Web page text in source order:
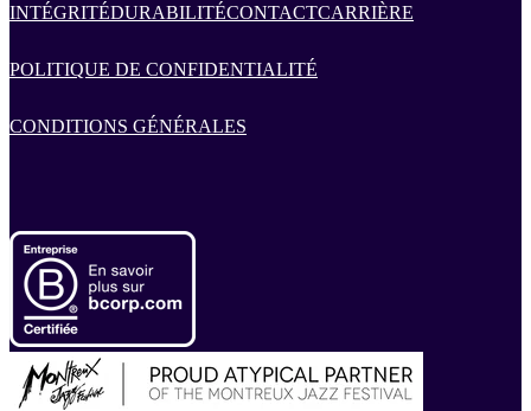
INTÉGRITÉDURABILITÉCONTACTCARRIÈRE
POLITIQUE DE CONFIDENTIALITÉ
CONDITIONS GÉNÉRALES